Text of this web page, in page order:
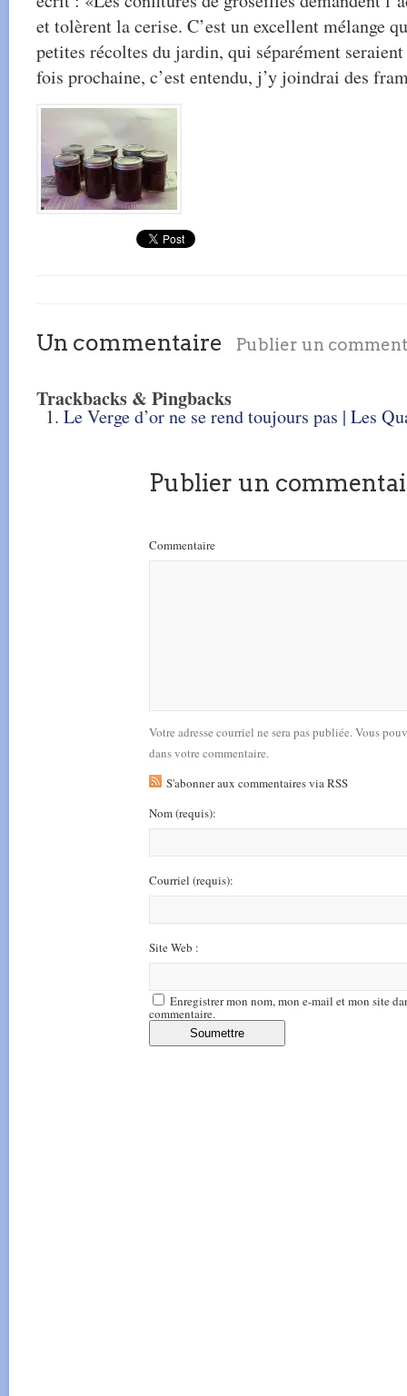
et tolèrent la cerise. C’est un excellent mélange
petites récoltes du jardin, qui séparément
fois prochaine, c’est entendu, j’y joindrai des
Un commentaire Publier un
Trackbacks & Pingbacks
Le Verge d’or ne se rend toujours pas | Les
Publier un
Commentaire
Votre adresse courriel ne sera pas publiée. Vous
dans votre commentaire.
S'abonner aux commentaires via RSS
Nom(requis):
Courriel (requis):
Site Web :
Enregistrer mon nom, mon e-mail et mon site
commentaire.